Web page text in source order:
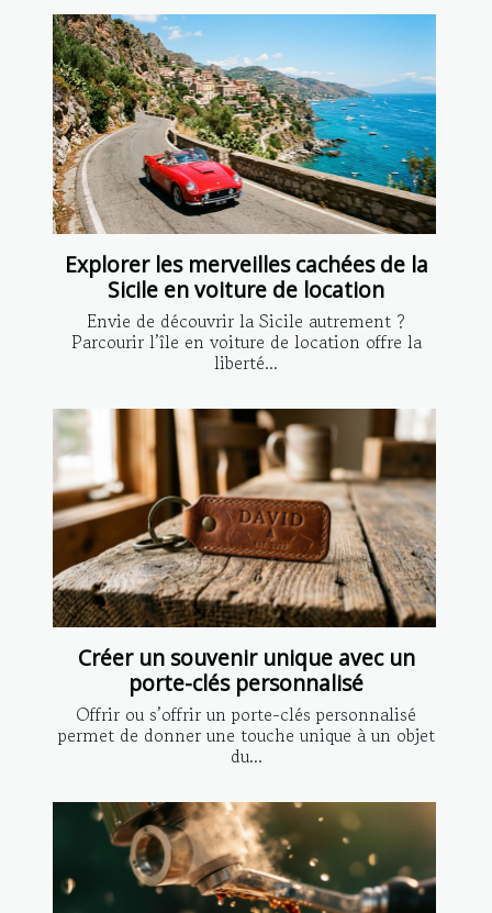
Explorer les merveilles cachées de la
Sicile en voiture de location
Envie de découvrir la Sicile autrement ?
Parcourir l’île en voiture de location offre la
liberté...
Créer un souvenir unique avec un
porte-clés personnalisé
Offrir ou s’offrir un porte-clés personnalisé
permet de donner une touche unique à un objet
du...